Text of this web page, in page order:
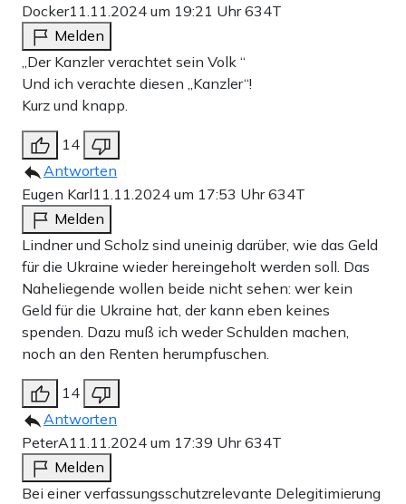
Docker11.11.2024 um 19:21 Uhr634T
Melden
„Der Kanzler verachtet sein Volk “
Und ich verachte diesen „Kanzler“!
Kurz und knapp.
14
Antworten
Eugen Karl11.11.2024 um 17:53 Uhr634T
Melden
Lindner und Scholz sind uneinig darüber, wie das Geld
für die Ukraine wieder hereingeholt werden soll. Das
Naheliegende wollen beide nicht sehen: wer kein
Geld für die Ukraine hat, der kann eben keines
spenden. Dazu muß ich weder Schulden machen,
noch an den Renten herumpfuschen.
14
Antworten
PeterA11.11.2024 um 17:39 Uhr634T
Melden
Bei einer verfassungsschutzrelevante Delegitimierung